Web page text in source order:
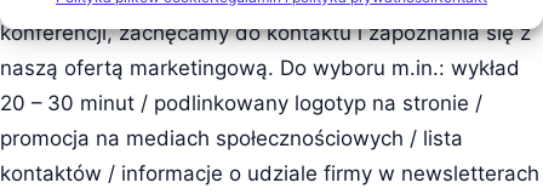
konferencji, zachęcamy do kontaktu i zapoznania się z
naszą ofertą marketingową. Do wyboru m.in.: wykład
20 – 30 minut / podlinkowany logotyp na stronie /
promocja na mediach społecznościowych / lista
kontaktów / informacje o udziale firmy w newsletterach